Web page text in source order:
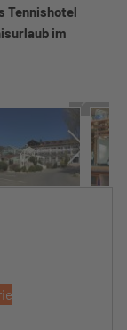
Tennishotel
im